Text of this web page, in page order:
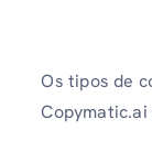
Os tipos de
Copymatic.ai